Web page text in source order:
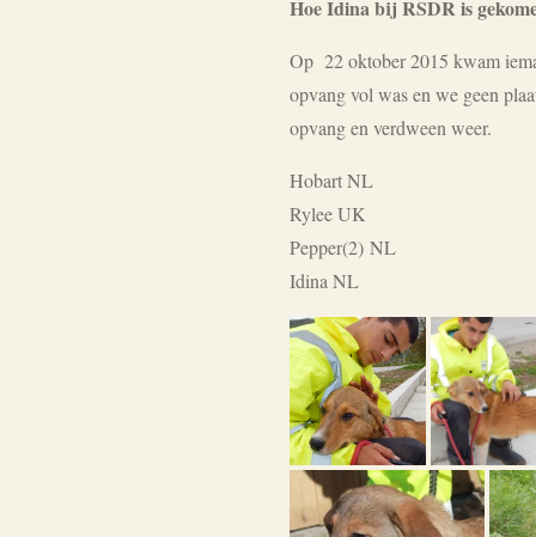
Hoe Idina bij RSDR is
Op 22 oktober 2015 kwam
opvang vol was en we geen
opvang en verdween weer.
Hobart NL
Rylee UK
Pepper(2) NL
Idina NL